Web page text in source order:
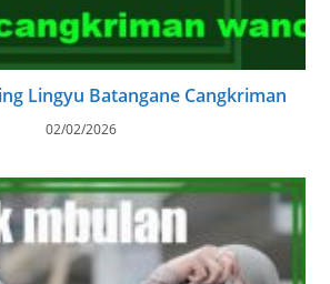
Lingyu Batangane Cangkriman
02/02/2026